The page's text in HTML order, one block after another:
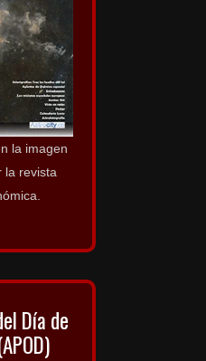
la imagen
la revista
Día de